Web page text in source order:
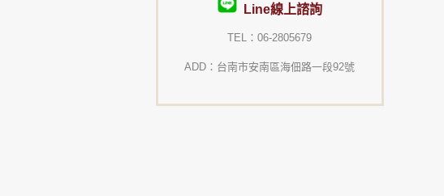
Line線上諮詢
TEL：06-2805679
ADD：台南市安南區海佃路一段92號